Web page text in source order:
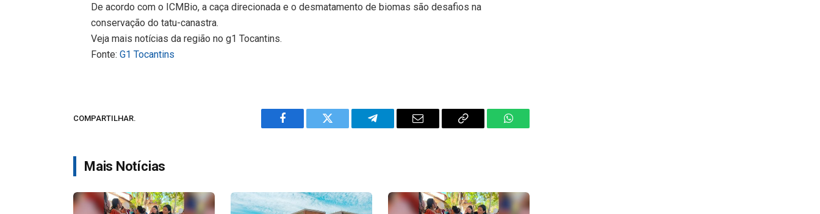
De acordo com o ICMBio, a caça direcionada e o desmatamento de biomas são desafios na
conservação do tatu-canastra.
Veja mais notícias da região no g1 Tocantins.
Fonte:G1 Tocantins
COMPARTILHAR.
Facebook Twitter Telegram Email
Copy
WhatsApp
Mais Notícias